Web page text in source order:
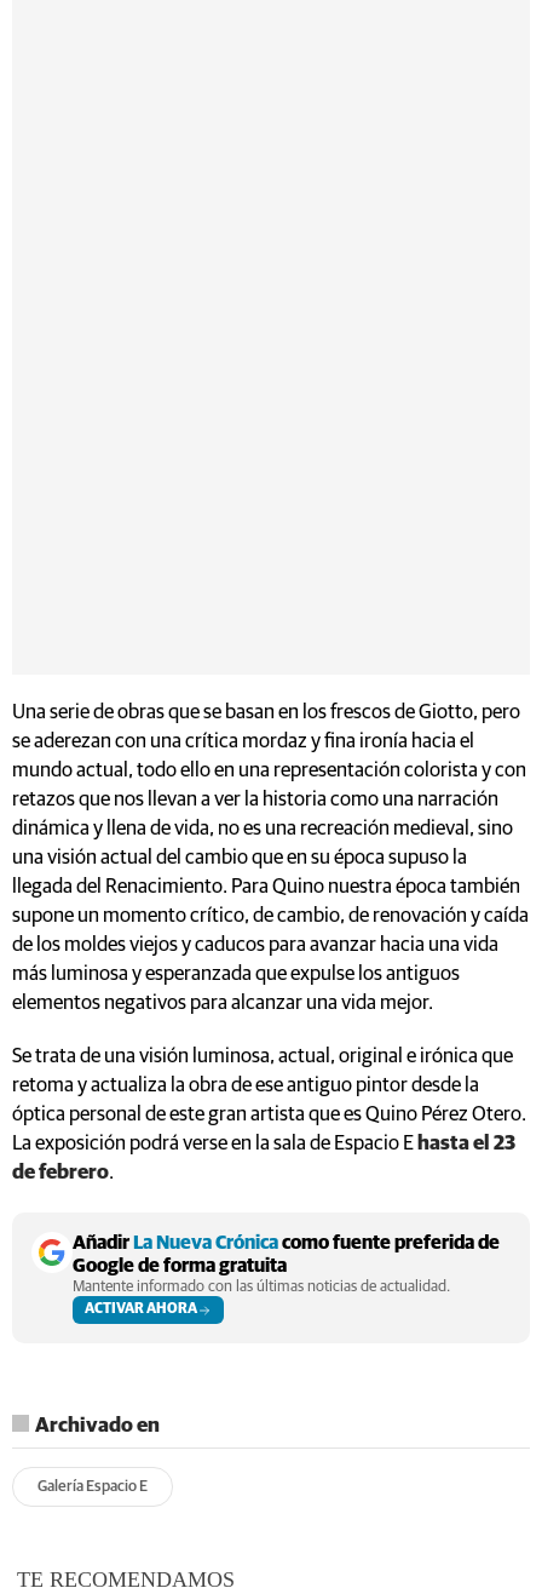
Una serie de obras que se basan en los frescos de Giotto, pero
se aderezan con una crítica mordaz y fina ironía hacia el
mundo actual, todo ello en una representación colorista y con
retazos que nos llevan a ver la historia como una narración
dinámica y llena de vida, no es una recreación medieval, sino
una visión actual del cambio que en su época supuso la
llegada del Renacimiento. Para Quino nuestra época también
supone un momento crítico, de cambio, de renovación y caída
de los moldes viejos y caducos para avanzar hacia una vida
más luminosa y esperanzada que expulse los antiguos
elementos negativos para alcanzar una vida mejor.
Se trata de una visión luminosa, actual, original e irónica que
retoma y actualiza la obra de ese antiguo pintor desde la
óptica personal de este gran artista que es Quino Pérez Otero.
La exposición podrá verse en la sala de Espacio Ehasta el 23
de febrero.
Añadir La Nueva Crónicacomo fuente preferida de
Google de forma gratuita
Mantente informado con las últimas noticias de actualidad.
ACTIVAR AHORA
Archivado en
Galería Espacio E
TE RECOMENDAMOS